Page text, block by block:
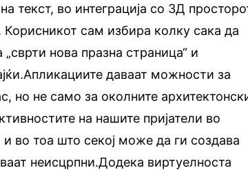
текст, во интеграција со 3Д
сам избира колку сака да
нова празна страница“ и
даваат можности за
но не само за околните
на нашите пријатели во
во тоа што секој може да ги создава
неисцрпни.Додека виртуелноста